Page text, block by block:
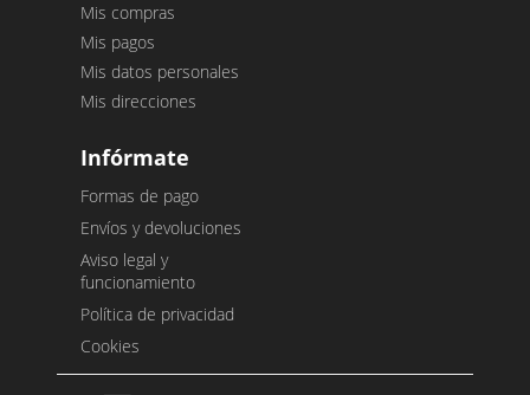
Mis compras
Mis pagos
Mis datos personales
Mis direcciones
Infórmate
Formas de pago
Envíos y devoluciones
Aviso legal y
funcionamiento
Política de privacidad
Cookies